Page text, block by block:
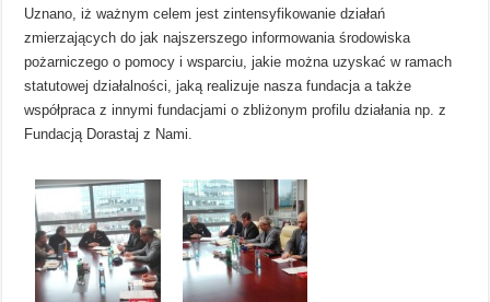
Uznano, iż ważnym celem jest zintensyfikowanie działań
zmierzających do jak najszerszego informowania środowiska
pożarniczego o pomocy i wsparciu, jakie można uzyskać w ramach
statutowej działalności, jaką realizuje nasza fundacja a także
współpraca z innymi fundacjami o zbliżonym profilu działania np. z
Fundacją Dorastaj z Nami.